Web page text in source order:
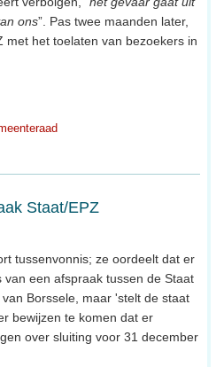
ons”. Pas twee maanden later,
met het toelaten van bezoekers in
Staat/EPZ
tussenvonnis; ze oordeelt dat er
van een afspraak tussen de Staat
Borssele, maar 'stelt de staat
bewijzen te komen dat er
over sluiting voor 31 december